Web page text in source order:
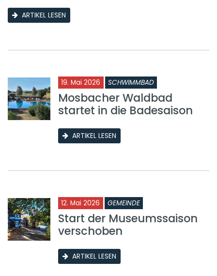
ARTIKEL LESEN
19. Mai 2026 SCHWIMMBAD
Mosbacher Waldbad
startet in die Badesaison
ARTIKEL LESEN
12. Mai 2026 GEMEINDE
Start der Museumssaison
verschoben
ARTIKEL LESEN